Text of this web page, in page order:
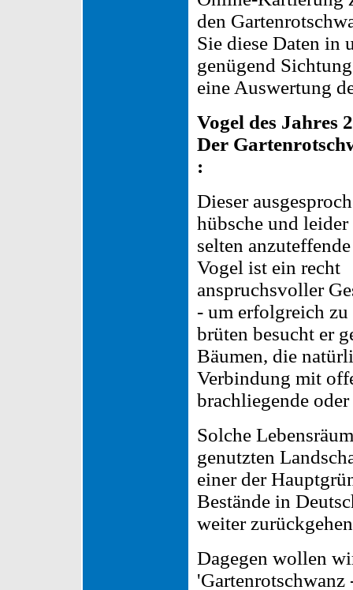
den
Sie diese Daten in
genügend
eine Auswertung
Vogel des Jahres
Der
:
Dieser
hübsche und leider
selten anzuteffende
Vogel ist ein recht
anspruchsvoller
- um erfolgreich zu
brüten besucht er
Bäumen, die
Verbindung mit
brachliegende
Solche
genutzten
einer der
Bestände in
weiter
Dagegen wollen